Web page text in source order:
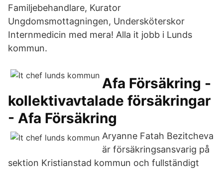
Familjebehandlare, Kurator
Ungdomsmottagningen, Undersköterskor
Internmedicin med mera! Alla it jobb i Lunds
kommun.
Afa Försäkring -
kollektivavtalade försäkringar
- Afa Försäkring
Aryanne Fatah Bezitcheva
är försäkringsansvarig på
sektion Kristianstad kommun och fullständigt